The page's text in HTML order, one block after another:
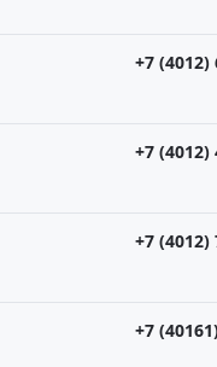
+7 (4012)
+7 (4012)
+7 (4012)
+7